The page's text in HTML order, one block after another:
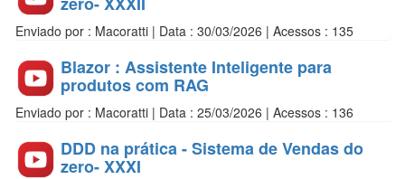
Enviado por : Macoratti | Data : 30/03/2026 | Acessos : 135
Blazor : Assistente Inteligente para
produtos com RAG
Enviado por : Macoratti | Data : 25/03/2026 | Acessos : 136
DDD na prática - Sistema de Vendas do
zero- XXXI